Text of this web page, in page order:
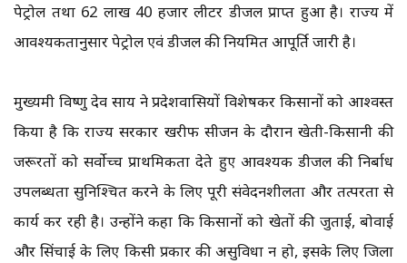
पेट्रोल तथा 62 लाख 40 हजार लीटर डीजल प्राप्त हुआ है। राज्य में
आवश्यकतानुसार पेट्रोल एवं डीजल की नियमित आपूर्ति जारी है।
मुख्यमंत्री विष्णु देव साय ने प्रदेशवासियों विशेषकर किसानों को आश्वस्त
किया है कि राज्य सरकार खरीफ सीजन के दौरान खेती-किसानी की
जरूरतों को सर्वोच्च प्राथमिकता देते हुए आवश्यक डीजल की निर्बाध
उपलब्धता सुनिश्चित करने के लिए पूरी संवेदनशीलता और तत्परता से
कार्य कर रही है। उन्होंने कहा कि किसानों को खेतों की जुताई, बोवाई
और सिंचाई के लिए किसी प्रकार की असुविधा न हो, इसके लिए जिला